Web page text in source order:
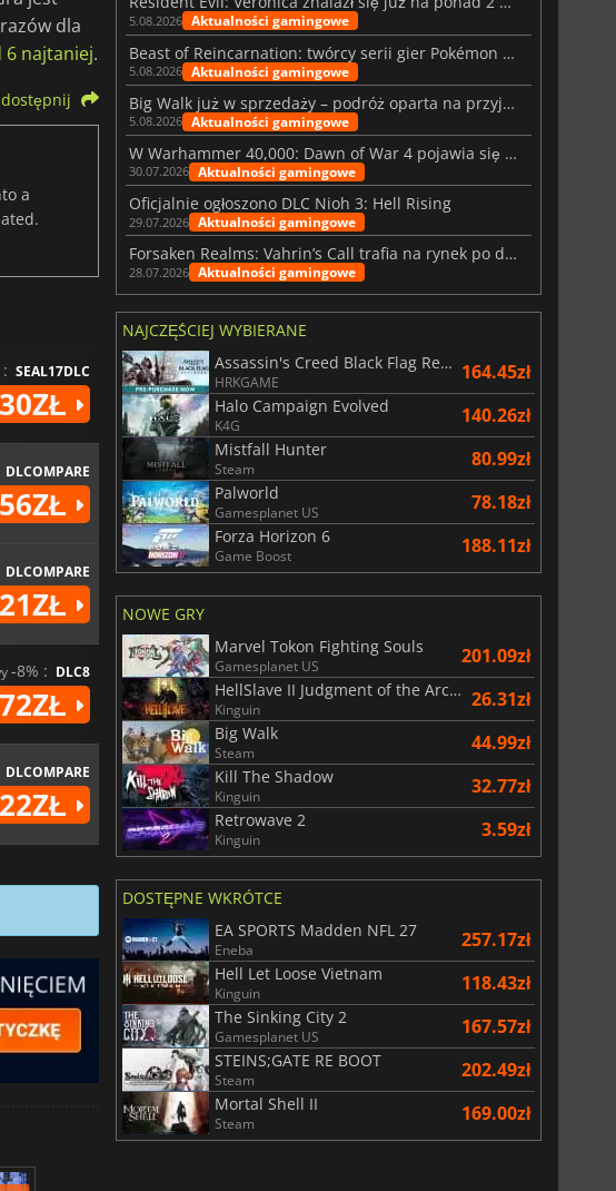
dla
6 najtaniej.
a
SEAL17DLC
DLCOMPARE
DLCOMPARE
-8% : DLC8
DLCOMPARE
5.08.2026 Aktualności gamingowe
Beast of Reincarnation: twórcy serii gier Pokémon wkraczają na nową ścieżkę
5.08.2026 Aktualności gamingowe
Big Walk już w sprzedaży – podróż oparta na przyjaźni
5.08.2026 Aktualności gamingowe
W Warhammer 40,000: Dawn of War 4 pojawia się frakcja Nekronów
30.07.2026 Aktualności gamingowe
Oficjalnie ogłoszono DLC Nioh 3: Hell Rising
29.07.2026 Aktualności gamingowe
Forsaken Realms: Vahrin’s Call trafia na rynek po dziesięciu latach prac
28.07.2026 Aktualności gamingowe
NAJCZĘŚCIEJ WYBIERANE
Assassin's Creed Black Flag Resynced
HRKGAME 164.45zł
Halo Campaign Evolved
K4G 140.26zł
Mistfall Hunter
Steam 80.99zł
Palworld
Gamesplanet US 78.18zł
Forza Horizon 6
Game Boost 188.11zł
NOWE GRY
Marvel Tokon Fighting Souls
Gamesplanet US 201.09zł
HellSlave II Judgment of the Archon
Kinguin 26.31zł
Big Walk
Steam 44.99zł
Kill The Shadow
Kinguin 32.77zł
Retrowave 2
Kinguin 3.59zł
DOSTĘPNE WKRÓTCE
EA SPORTS Madden NFL 27
Eneba 257.17zł
Hell Let Loose Vietnam
Kinguin 118.43zł
The Sinking City 2
Gamesplanet US 167.57zł
STEINS;GATE RE BOOT
Steam 202.49zł
Mortal Shell II
Steam 169.00zł